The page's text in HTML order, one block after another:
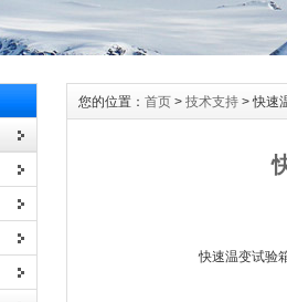
您的位置： 首页 > 技术支持 > 快速
快速温变试验箱温湿度